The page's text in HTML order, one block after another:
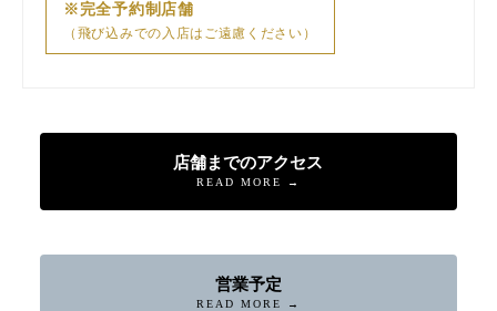
※完全予約制店舗
（飛び込みでの入店はご遠慮ください）
店舗までのアクセス
READ MORE →
営業予定
READ MORE →